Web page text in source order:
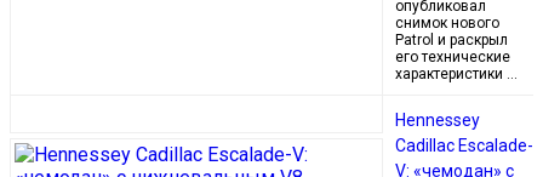
опубликовал
снимок нового
Patrol и раскрыл
его технические
характеристики …
Hennessey
Cadillac Escalade-
V: «чемодан» с